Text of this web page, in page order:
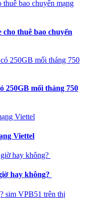
thuê bao chuyển
250GB mối tháng 750
Viettel
hay không?